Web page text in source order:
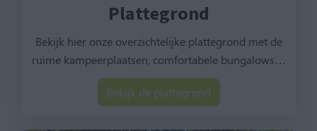
Plattegrond
Bekijk hier onze overzichtelijke plattegrond met de
ruime kampeerplaatsen, comfortabele bungalows…
Bekijk de plattegrond